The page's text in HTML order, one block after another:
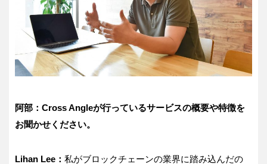
阿部：Cross Angleが行っているサービスの概要や特徴を
お聞かせください。
Lihan Lee： 私がブロックチェーンの業界に踏み込んだの